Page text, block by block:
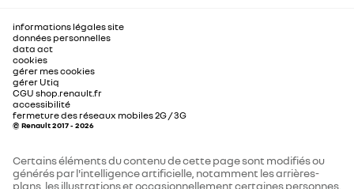
informations légales site
données personnelles
data act
cookies
gérer mes cookies
gérer Utiq
CGU shop.renault.fr
accessibilité
fermeture des réseaux mobiles 2G / 3G
© Renault 2017 - 2026
Certains éléments du contenu de cette page sont modifiés ou
générés par l'intelligence artificielle, notamment les arrières-
plans, les illustrations et occasionnellement certaines personnes.